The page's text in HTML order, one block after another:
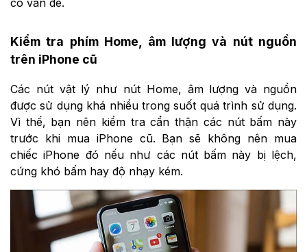
Kiểm tra phím Home, âm lượng và nút nguồn
trên iPhone cũ
Các nút vật lý như nút Home, âm lượng và nguồn
được sử dụng khá nhiều trong suốt quá trình sử dụng.
Vì thế, bạn nên kiểm tra cẩn thận các nút bấm này
trước khi mua iPhone cũ. Bạn sẽ không nên mua
chiếc iPhone đó nếu như các nút bấm này bị lệch,
cứng khó bấm hay độ nhạy kém.